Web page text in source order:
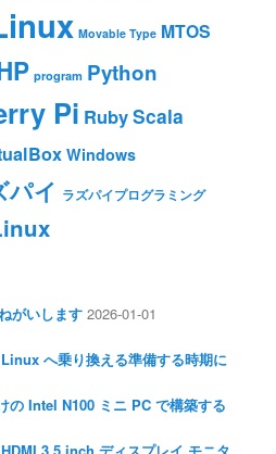
Movable Type MTOS
program Python
Pi RubyScala
Windows
パイ ラズパイプログラミング
がいします 2026-01-01
へ乗り換える準備する時期に
の Intel N100 ミニ PC で構築する